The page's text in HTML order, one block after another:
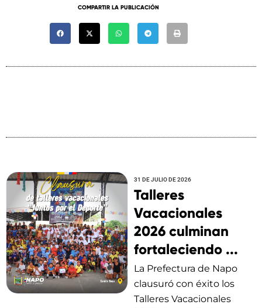
COMPARTIR LA PUBLICACIÓN
31 DE JULIO DE 2026
Talleres
Vacacionales
2026 culminan
fortaleciendo ...
La Prefectura de Napo
clausuró con éxito los
Talleres Vacacionales